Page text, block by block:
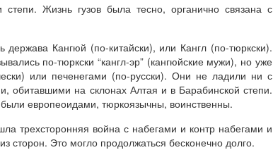
Жизнь гузов была тесно, органично связана с
Кангюй (по-китайски), или Кангл (по-тюркски).
по-тюркски “кангл-эр” (кангюйские мужи), но уже
или печенегами (по-русски). Они не ладили ни с
обитавшими на склонах Алтая и в Барабинской степи.
европеоидами, тюркоязычны, воинственны.
трехсторонняя война с набегами и контр набегами и
сторон. Это могло продолжаться бесконечно долго.